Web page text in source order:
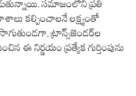
సమాజంలోని ప్రతి
కల్పించాలనే లక్ష్యంతో
సాగుతుండగా, ట్రాన్స్‌జెండర్‌ల
ఈ నిర్ణయం ప్రత్యేక గుర్తింపును